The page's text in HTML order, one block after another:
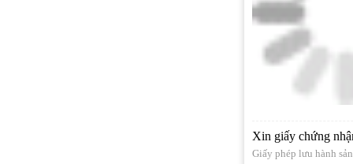
Xin giấy chứng
Giấy phép lưu hành